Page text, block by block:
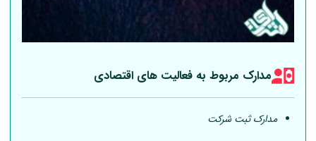
مدارک مربوط به فعالیت های اقتصادی
مدارک ثبت شرکت